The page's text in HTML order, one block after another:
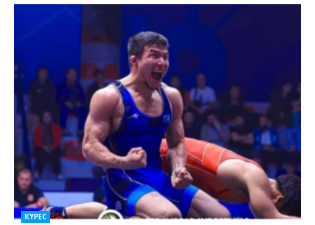
КҮРЕС